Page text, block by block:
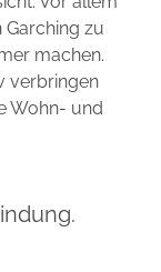
zu
machen.
verbringen
Wohn- und